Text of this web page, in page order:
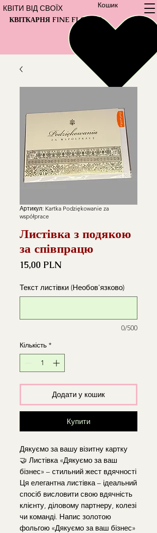
Кошик
КВІТКАРНЯ FINE FLOWER
КВІТИ ВІД СВОЇХ
Артикул: Kartka Podziękowanie za
współprace
Листівка з подякою
за співпрацю
15,00 PLNЦіна
Текст листівки (Необов'язково)
0/500
Кількість *
Додати у кошик
Купити
Дякуємо за вашу візитну картку
🤝 Листівка «Дякуємо за ваш
бізнес» – стильний жест вдячності
Ця елегантна листівка – ідеальний
спосіб висловити свою вдячність
клієнту, діловому партнеру, колезі
чи команді. Напис золотою
фольгою «Дякуємо за ваш бізнес»